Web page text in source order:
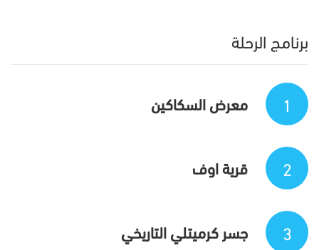
برنامج الرحلة
1 معرض السكاكين
2 قرية اوف
3 جسر كرميتلي التاريخي